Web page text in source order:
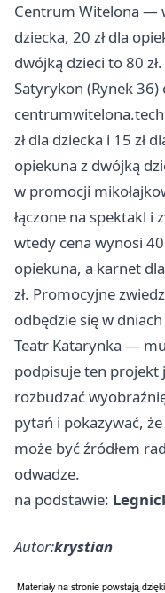
Centrum Witelona —
dziecka, 20 zł dla
dwójką dzieci to 80
Satyrykon (Rynek
zł dla dziecka i 15 zł
opiekuna z dwójką
w promocji
łączone na spektakl
wtedy cena wynosi 40
opiekuna, a karnet
zł. Promocyjne
odbędzie się w dniach
Teatr Katarynka —
podpisuje ten projekt
rozbudzać
pytań i pokazywać,
może być źródłem
odwadze.
na podstawie:
Autor:krystian